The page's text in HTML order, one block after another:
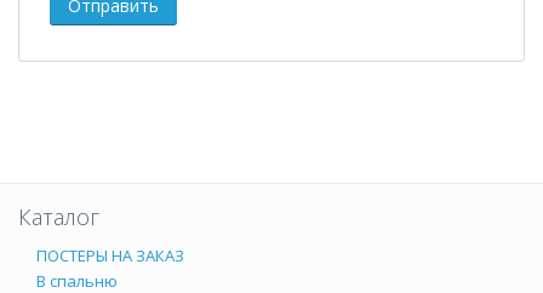
Каталог
ПОСТЕРЫ НА ЗАКАЗ
В спальню